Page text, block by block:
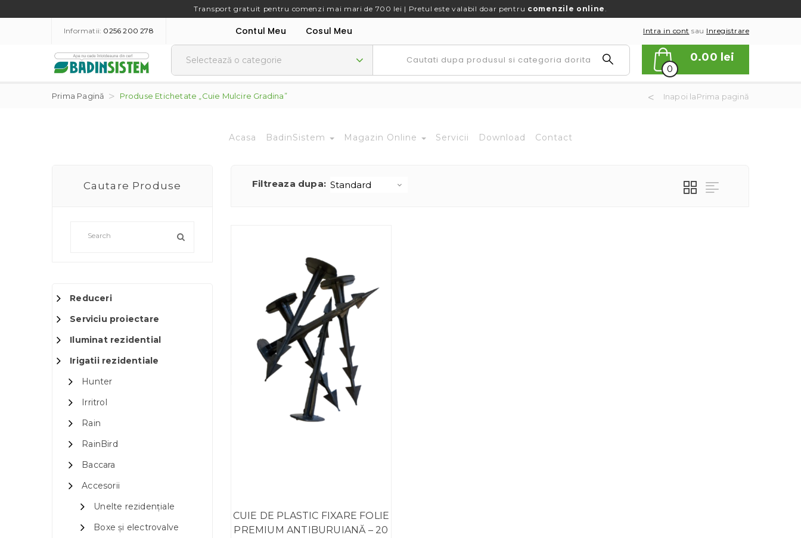
Transport gratuit pentru comenzi mai mari de 700 lei | Pretul este valabil doar pentru comenzile online.
Informatii: 0256 200 278 Contul Meu Cosul Meu Intra in cont sau Inregistrare
0
0.00 lei
Prima Pagină Produse Etichetate „cuie Mulcire Gradina” Inapoi laPrima pagină
Acasa BadinSistem Magazin Online Servicii Download Contact
Cautare Produse
Reduceri
Serviciu proiectare
Iluminat rezidential
Irigatii rezidentiale
Hunter
Irritrol
Rain
RainBird
Baccara
Accesorii
Unelte rezidențiale
Boxe și electrovalve
Filtreaza dupa:
CUIE DE PLASTIC FIXARE FOLIE
PREMIUM ANTIBURUIANĂ – 20